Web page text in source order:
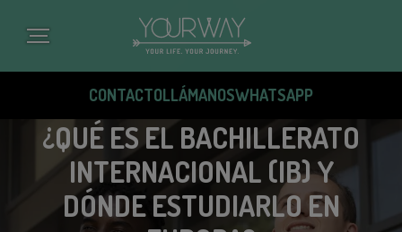
principal
CONTACTOLLÁMANOSWHATSAPP
¿QUÉ ES EL BACHILLERATO
INTERNACIONAL (IB) Y
DÓNDE ESTUDIARLO EN